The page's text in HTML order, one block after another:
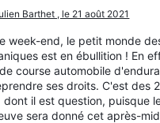
Barthet , le 21 août 2021
week-end, le petit monde
est en ébullition ! En
course automobile
ses droits. C'est des
dont il est question, puisque
sera donné cet après-